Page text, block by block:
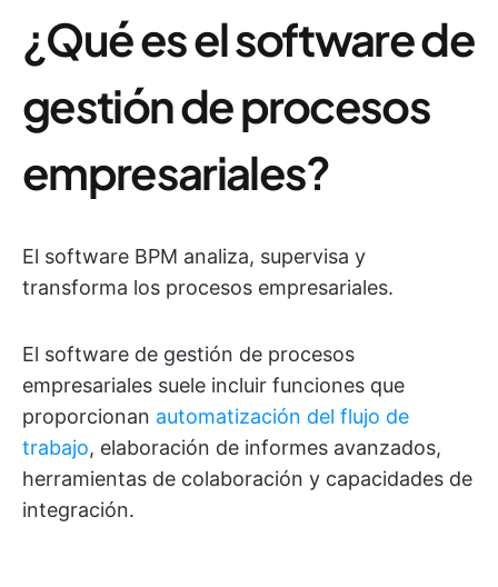
¿Qué es el software de
gestión de procesos
empresariales?
El software BPM analiza, supervisa y
transforma los procesos empresariales.
El software de gestión de procesos
empresariales suele incluir funciones que
proporcionan automatización del flujo de
trabajo, elaboración de informes avanzados,
herramientas de colaboración y capacidades de
integración.